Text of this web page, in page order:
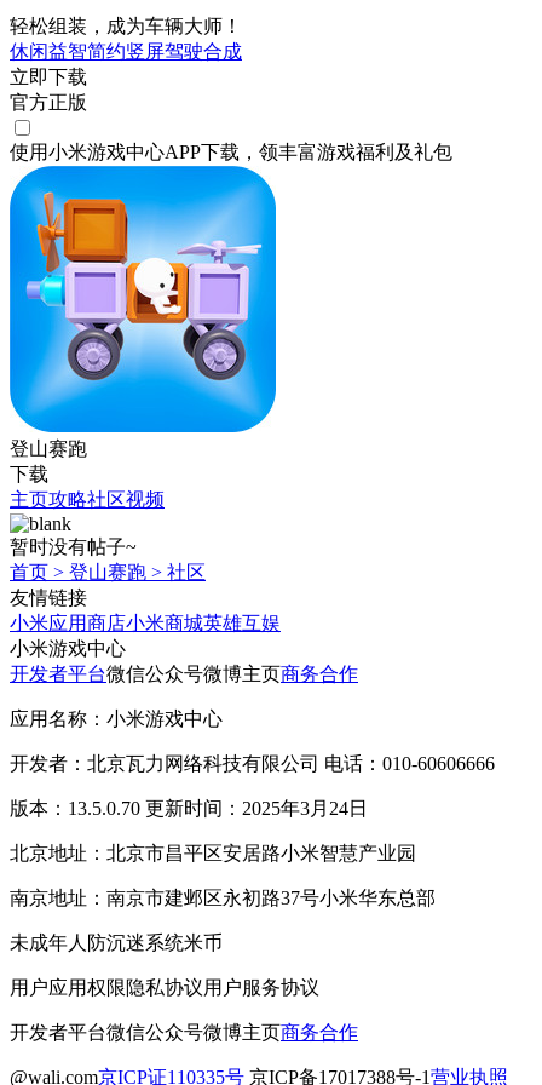
轻松组装，成为车辆大师！
休闲益智简约竖屏驾驶合成
立即下载
官方正版
使用小米游戏中心APP下载 ，领丰富游戏福利 及礼包
登山赛跑
下载
主页攻略社区视频
暂时没有帖子~
首页 > 登山赛跑 > 社区
友情链接
小米应用商店小米商城英雄互娱
小米游戏中心
开发者平台微信公众号微博主页商务合作
应用名称：小米游戏中心
开发者：北京瓦力网络科技有限公司 电话：010-60606666
版本：13.5.0.70 更新时间：2025年3月24日
北京地址：北京市昌平区安居路小米智慧产业园
南京地址：南京市建邺区永初路37号小米华东总部
未成年人防沉迷系统米币
用户应用权限隐私协议用户服务协议
开发者平台微信公众号微博主页商务合作
@wali.com京ICP证110335号 京ICP备17017388号-1营业执照